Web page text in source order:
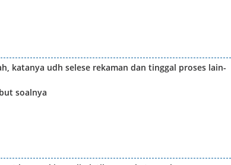
katanya udh selese rekaman dan tinggal proses lain-
soalnya